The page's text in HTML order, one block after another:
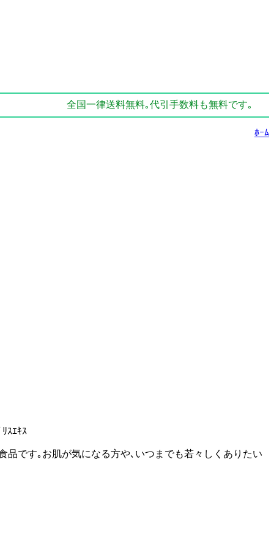
全国一律送料無料｡代引手数料も無料です｡
ﾎｰﾑ
ｽｴｷｽ
品です｡お肌が気になる方や､いつまでも若々しくありたい